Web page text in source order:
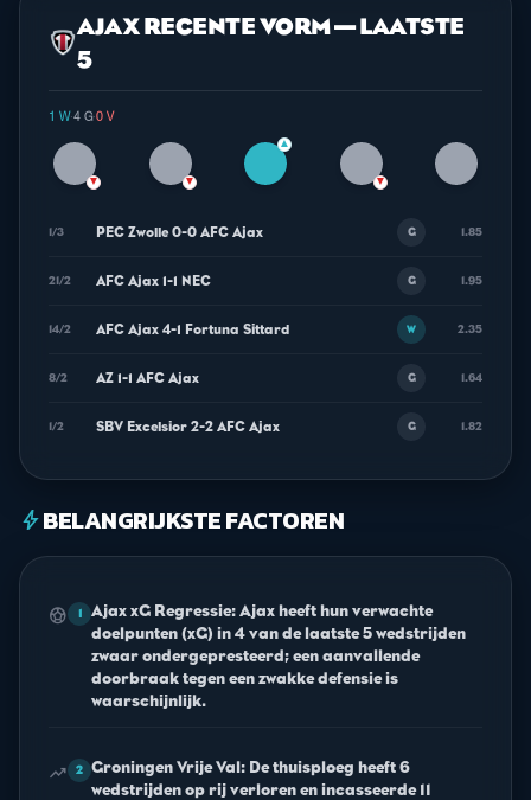
AJAX RECENTE VORM — LAATSTE
5
1 W·4 G·0 V
▼ ▼
▲
▼
1/3 PEC Zwolle 0-0 AFC Ajax G 1.85
21/2 AFC Ajax 1-1 NEC G 1.95
14/2 AFC Ajax 4-1 Fortuna Sittard W 2.35
8/2 AZ 1-1 AFC Ajax G 1.64
1/2 SBV Excelsior 2-2 AFC Ajax G 1.82
boltBELANGRIJKSTE FACTOREN
sports_soccer 1
Ajax xG Regressie: Ajax heeft hun verwachte
doelpunten (xG) in 4 van de laatste 5 wedstrijden
zwaar ondergepresteerd; een aanvallende
doorbraak tegen een zwakke defensie is
waarschijnlijk.
trending_up 2
Groningen Vrije Val: De thuisploeg heeft 6
wedstrijden op rij verloren en incasseerde 11